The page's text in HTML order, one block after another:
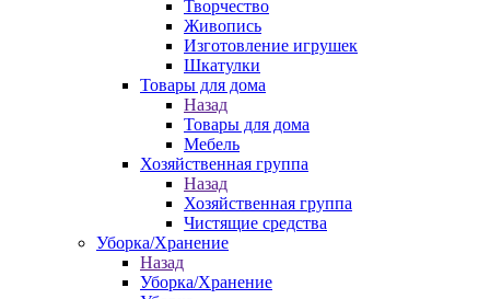
Творчество
Живопись
Изготовление игрушек
Шкатулки
Товары для дома
Назад
Товары для дома
Мебель
Хозяйственная группа
Назад
Хозяйственная группа
Чистящие средства
Уборка/Хранение
Назад
Уборка/Хранение